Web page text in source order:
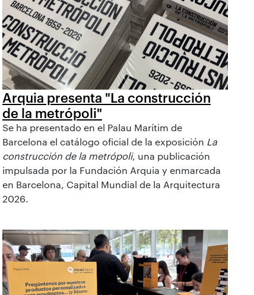
Arquia presenta "La construcción
de la metrópoli"
Se ha presentado en el Palau Marítim de
Barcelona el catálogo oficial de la exposición La
construcción de la metrópoli, una publicación
impulsada por la Fundación Arquia y enmarcada
en Barcelona, Capital Mundial de la Arquitectura
2026.